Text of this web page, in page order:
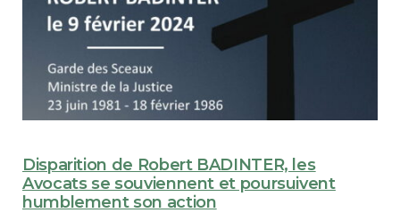
Disparition de Robert BADINTER, les
Avocats se souviennent et poursuivent
humblement son action